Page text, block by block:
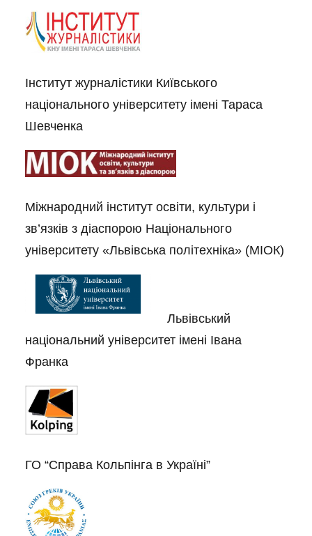
Інститут журналістики Київського
національного університету імені Тараса
Шевченка
Міжнародний інститут освіти, культури і
зв’язків з діаспорою Національного
університету «Львівська політехніка» (МІОК)
Львівський
національний університет імені Івана
Франка
ГО “Справа Кольпінга в Україні”